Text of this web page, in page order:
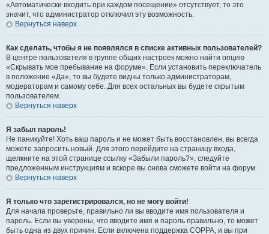
«Автоматически входить при каждом посещении» отсутствует, то это
значит, что администратор отключил эту возможность.
Вернуться наверх
Как сделать, чтобы я не появлялся в списке активных пользователей?
В центре пользователя в группе общих настроек можно найти опцию
«Скрывать мое пребывание на форуме». Если установить переключатель
в положение «Да», то вы будете видны только администраторам,
модераторам и самому себе. Для всех остальных вы будете скрытым
пользователем.
Вернуться наверх
Я забыл пароль!
Не паникуйте! Хоть ваш пароль и не может быть восстановлен, вы всегда
можете запросить новый. Для этого перейдите на страницу входа,
щелкните на этой странице ссылку «Забыли пароль?», следуйте
предложенным инструкциям и вскоре вы снова сможете войти на форум.
Вернуться наверх
Я только что зарегистрировался, но не могу войти!
Для начала проверьте, правильно ли вы вводите имя пользователя и
пароль. Если вы уверены, что вводите имя и пароль правильно, то может
быть одна из двух причин. Если включена поддержка COPPA, и вы при